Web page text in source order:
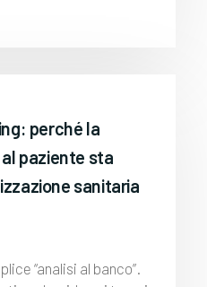
perché la
paziente sta
sanitaria
“analisi al banco”.